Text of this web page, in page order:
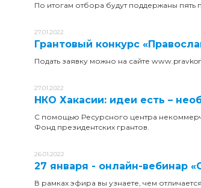
По итогам отбора будут поддержаны
27.01.2022
Грантовый конкурс
Подать заявку можно на сайте
27.01.2022
НКО Хакасии: идеи есть –
С помощью Ресурсного центра
Фонд президентских грантов.
26.01.2022
27 января - онлайн-вебинар
В рамках эфира вы узнаете, чем